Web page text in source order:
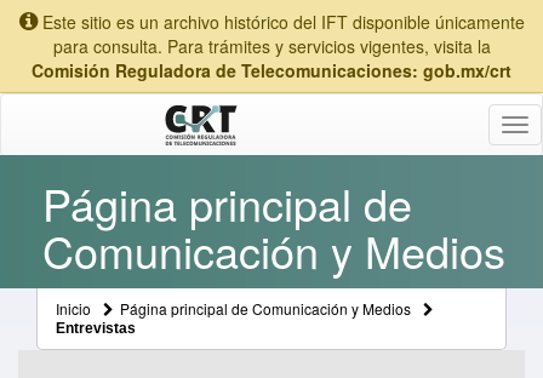
Este sitio es un archivo histórico del IFT disponible únicamente
para consulta. Para trámites y servicios vigentes, visita la
Comisión Reguladora de Telecomunicaciones: gob.mx/crt
Página principal de
Comunicación y Medios
Inicio Página principal de Comunicación y Medios
Entrevistas